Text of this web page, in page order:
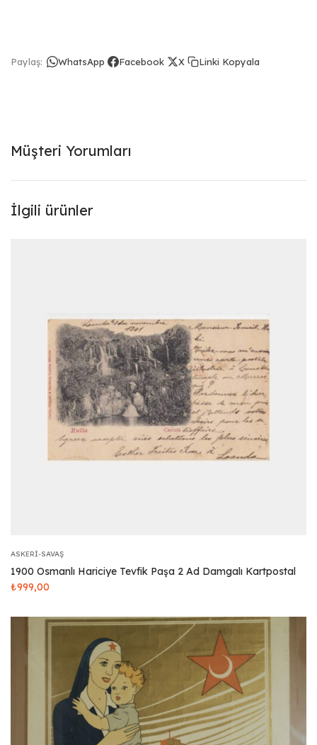
Paylaş: WhatsApp Facebook X Linki Kopyala
Müşteri Yorumları
İlgili ürünler
ASKERI-SAVAŞ
1900 Osmanlı Hariciye Tevfik Paşa 2 Ad Damgalı Kartpostal
₺999,00